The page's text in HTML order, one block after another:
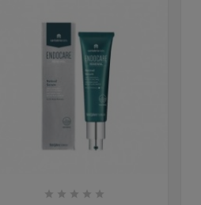
    